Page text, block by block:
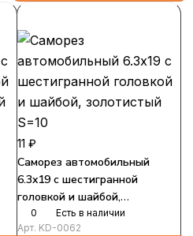
11 ₽
Саморез автомобильный
6.3x19 с шестигранной
головкой и шайбой,
золотистый S=10
0
Есть в наличии
Арт. KD-0062